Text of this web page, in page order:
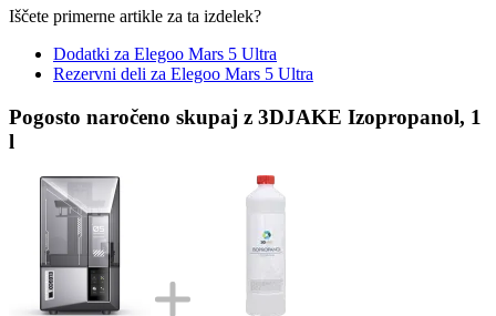
Iščete primerne artikle za ta izdelek?
Dodatki za Elegoo Mars 5 Ultra
Rezervni deli za Elegoo Mars 5 Ultra
Pogosto naročeno skupaj z 3DJAKE Izopropanol, 1
l